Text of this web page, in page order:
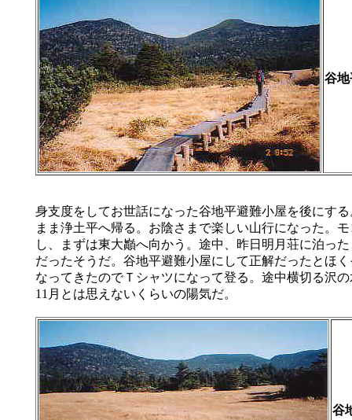
谷
身支度をしてお世話になった谷地平避難小屋を後にす
まま浄土平へ帰る。お陰さまで楽しい山行になった。
し、まずは東大巓へ向かう。途中、昨日明月荘に泊っ
だったそうだ。谷地平避難小屋にして正解だったとほ
なってきたのでＴシャツになって登る。途中横切る沢
11月とは思えないくらいの陽気だ。
谷